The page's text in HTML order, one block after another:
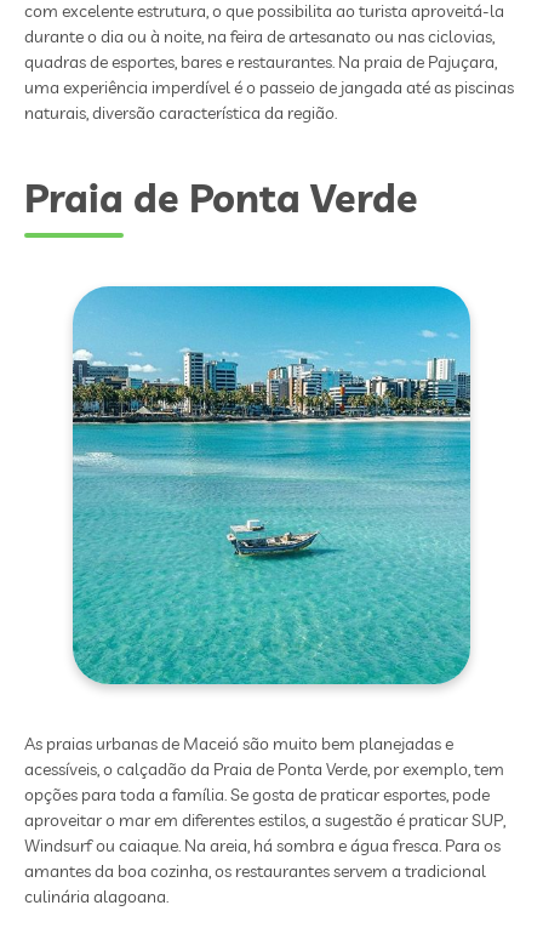
com excelente estrutura, o que possibilita ao turista aproveitá-la
durante o dia ou à noite, na feira de artesanato ou nas ciclovias,
quadras de esportes, bares e restaurantes. Na praia de Pajuçara,
uma experiência imperdível é o passeio de jangada até as piscinas
naturais, diversão característica da região.
Praia de Ponta Verde
As praias urbanas de Maceió são muito bem planejadas e
acessíveis, o calçadão da Praia de Ponta Verde, por exemplo, tem
opções para toda a família. Se gosta de praticar esportes, pode
aproveitar o mar em diferentes estilos, a sugestão é praticar SUP,
Windsurf ou caiaque. Na areia, há sombra e água fresca. Para os
amantes da boa cozinha, os restaurantes servem a tradicional
culinária alagoana.